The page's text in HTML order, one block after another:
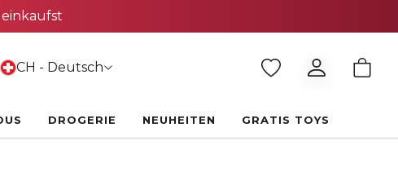
CH - Deutsch
DROGERIE NEUHEITEN GRATIS TOYS